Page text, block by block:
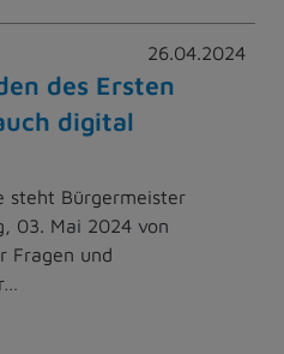
26.04.2024
des Ersten
digital
steht Bürgermeister
03. Mai 2024 von
Fragen und